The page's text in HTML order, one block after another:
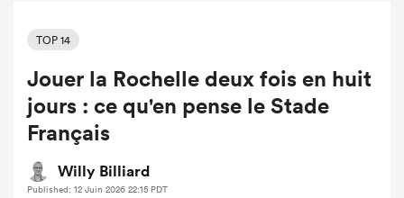
TOP 14
Jouer la Rochelle deux fois en huit
jours : ce qu'en pense le Stade
Français
Willy Billiard
Published: 12 Juin 2026 22:15 PDT